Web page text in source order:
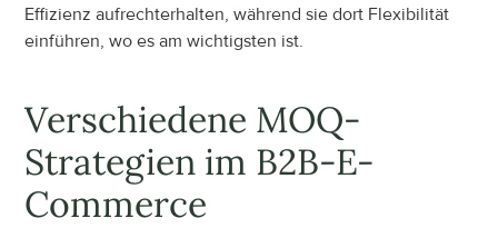
Effizienz aufrechterhalten, während sie dort Flexibilität
einführen, wo es am wichtigsten ist.
Verschiedene MOQ-
Strategien im B2B-E-
Commerce